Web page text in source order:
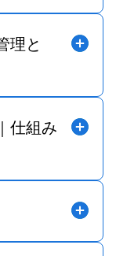
理と
仕組み